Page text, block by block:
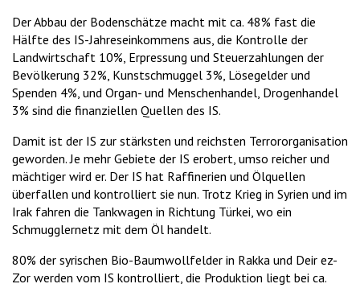
Der Abbau der Bodenschätze macht mit ca. 48% fast die
Hälfte des IS-Jahreseinkommens aus, die Kontrolle der
Landwirtschaft 10%, Erpressung und Steuerzahlungen der
Bevölkerung 32%, Kunstschmuggel 3%, Lösegelder und
Spenden 4%, und Organ- und Menschenhandel, Drogenhandel
3% sind die finanziellen Quellen des IS.
Damit ist der IS zur stärksten und reichsten Terrororganisation
geworden. Je mehr Gebiete der IS erobert, umso reicher und
mächtiger wird er. Der IS hat Raffinerien und Ölquellen
überfallen und kontrolliert sie nun. Trotz Krieg in Syrien und im
Irak fahren die Tankwagen in Richtung Türkei, wo ein
Schmugglernetz mit dem Öl handelt.
80% der syrischen Bio-Baumwollfelder in Rakka und Deir ez-
Zor werden vom IS kontrolliert, die Produktion liegt bei ca.